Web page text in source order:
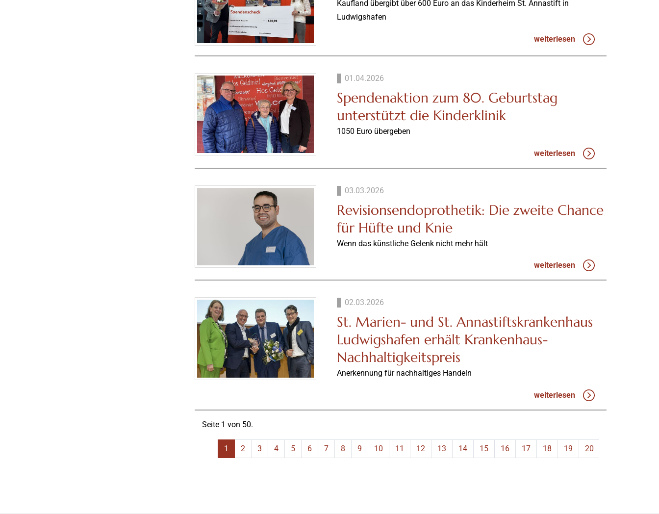
Kaufland übergibt über 600 Euro an das Kinderheim St. Annastift in
Ludwigshafen
weiterlesen
01.04.2026
Spendenaktion zum 80. Geburtstag
unterstützt die Kinderklinik
1050 Euro übergeben
weiterlesen
03.03.2026
Revisionsendoprothetik: Die zweite Chance
für Hüfte und Knie
Wenn das künstliche Gelenk nicht mehr hält
weiterlesen
02.03.2026
St. Marien- und St. Annastiftskrankenhaus
Ludwigshafen erhält Krankenhaus-
Nachhaltigkeitspreis
Anerkennung für nachhaltiges Handeln
weiterlesen
Seite 1 von 50.
1 2 3 4 5 6 7 8 9 10 11 12 13 14 15 16 17 18 19 20